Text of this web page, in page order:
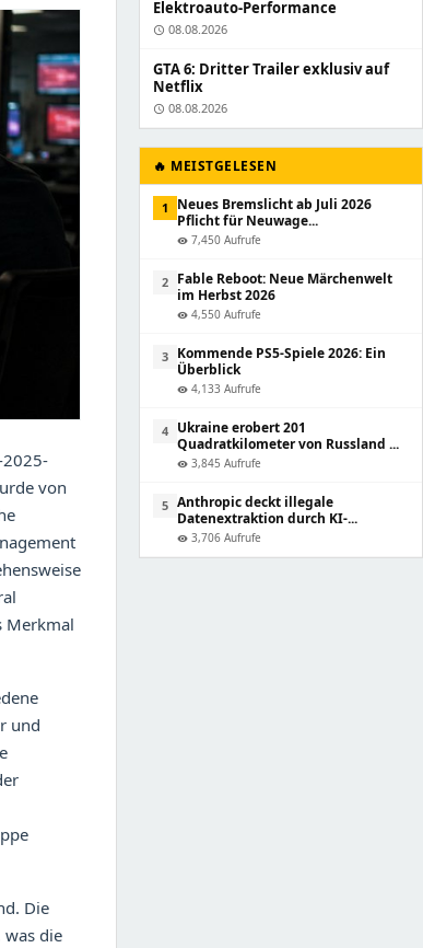
2025-
von
Merkmal
und
Die
was die
Elektroauto-Performance
schedule 08.08.2026
GTA 6: Dritter Trailer exklusiv auf
Netflix
schedule 08.08.2026
🔥 MEISTGELESEN
1
Neues Bremslicht ab Juli 2026
Pflicht für Neuwage...
visibility 7,450 Aufrufe
2 Fable Reboot: Neue Märchenwelt
im Herbst 2026
visibility 4,550 Aufrufe
3 Kommende PS5-Spiele 2026: Ein
Überblick
visibility 4,133 Aufrufe
4 Ukraine erobert 201
Quadratkilometer von Russland ...
visibility 3,845 Aufrufe
5 Anthropic deckt illegale
Datenextraktion durch KI-...
visibility 3,706 Aufrufe